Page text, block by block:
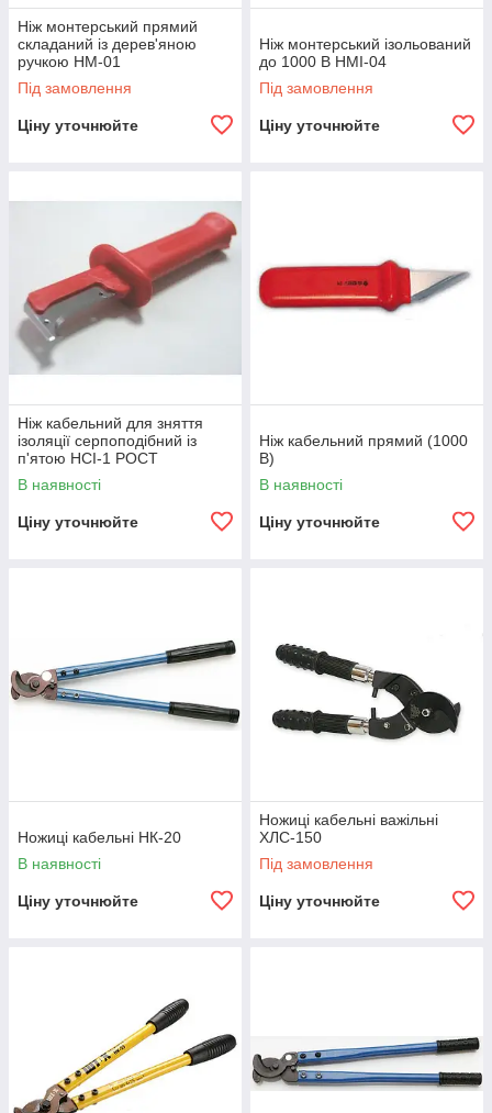
Ніж монтерський прямий
складаний із дерев'яною
ручкою НМ-01
Під замовлення
Ціну уточнюйте
Ніж монтерський ізольований
до 1000 В НМІ-04
Під замовлення
Ціну уточнюйте
Ніж кабельний для зняття
ізоляції серпоподібний із
п'ятою НСІ-1 РОСТ
В наявності
Ціну уточнюйте
Ніж кабельний прямий (1000
В)
В наявності
Ціну уточнюйте
Ножиці кабельні НК-20
В наявності
Ціну уточнюйте
Ножиці кабельні важільні
ХЛС-150
Під замовлення
Ціну уточнюйте